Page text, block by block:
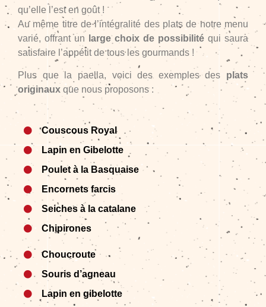
qu’elle l’est en goût !
Au même titre de l’intégralité des plats de notre menu
varié, offrant un
large choix de possibilité qui saura
satisfaire l’appétit de tous les gourmands !
Plus que la paella, voici des exemples des plats
originaux que nous proposons :
Couscous Royal
Lapin en Gibelotte
Poulet à la Basquaise
Encornets farcis
Seiches à la catalane
Chipirones
Choucroute
Souris d’agneau
Lapin en gibelotte